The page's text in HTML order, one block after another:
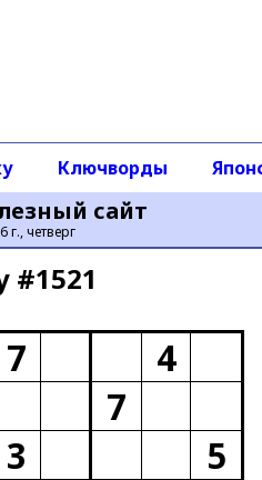
сайт
г., четверг
Ключворды
#1521
7
4
7
3
5